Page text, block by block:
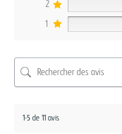
2
1
1-5 de 11 avis